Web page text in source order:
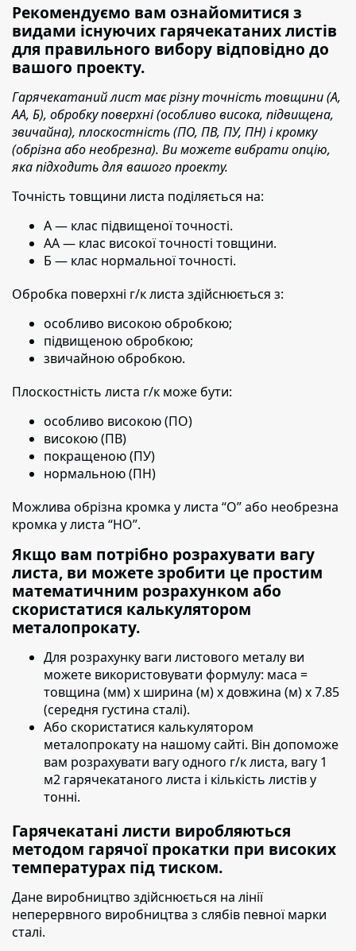
Рекомендуємо вам ознайомитися з
видами існуючих гарячекатаних листів
для правильного вибору відповідно до
вашого проекту.
Гарячекатаний лист має різну точність товщини (А,
АА, Б), обробку поверхні (особливо висока, підвищена,
звичайна), плоскостність (ПО, ПВ, ПУ, ПН) і кромку
(обрізна або необрезна). Ви можете вибрати опцію,
яка підходить для вашого проекту.
Точність товщини листа поділяється на:
А — клас підвищеної точності.
АА — клас високої точності товщини.
Б — клас нормальної точності.
Обробка поверхні г/к листа здійснюється з:
особливо високою обробкою;
підвищеною обробкою;
звичайною обробкою.
Плоскостність листа г/к може бути:
особливо високою (ПО)
високою (ПВ)
покращеною (ПУ)
нормальною (ПН)
Можлива обрізна кромка у листа “О” або необрезна
кромка у листа “НО”.
Якщо вам потрібно розрахувати вагу
листа, ви можете зробити це простим
математичним розрахунком або
скористатися калькулятором
металопрокату.
Для розрахунку ваги листового металу ви
можете використовувати формулу: маса =
товщина (мм) х ширина (м) х довжина (м) х 7.85
(середня густина сталі).
Або скористатися калькулятором
металопрокату на нашому сайті. Він допоможе
вам розрахувати вагу одного г/к листа, вагу 1
м2 гарячекатаного листа і кількість листів у
тонні.
Гарячекатані листи виробляються
методом гарячої прокатки при високих
температурах під тиском.
Дане виробництво здійснюється на лінії
неперервного виробництва з слябів певної марки
сталі.